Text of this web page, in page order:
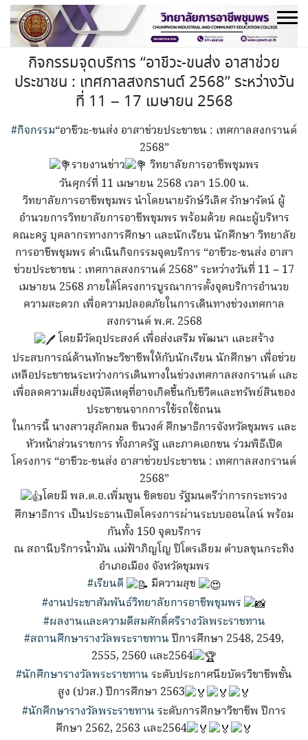
Skip
content
กิจกรรมจุดบริการ “อาชีวะ-ขนส่ง อาสาช่วย
ประชาชน : เทศกาลสงกรานต์ 2568” ระหว่างวัน
ที่ 11 – 17 เมษายน 2568
#กิจกรรม“อาชีวะ-ขนส่ง อาสาช่วยประชาชน : เทศกาลสงกรานต์
2568”
รายงานข่าว
วิทยาลัยการอาชีพชุมพร
วันศุกร์ที่ 11 เมษายน 2568 เวลา 15.00 น.
วิทยาลัยการอาชีพชุมพร นำโดยนายรักษ์วิเลิศ รักษารัตน์ ผู้
อำนวยการวิทยาลัยการอาชีพชุมพร พร้อมด้วย คณะผู้บริหาร
คณะครู บุคลากรทางการศึกษา และนักเรียน นักศึกษา วิทยาลัย
การอาชีพชุมพร ดำเนินกิจกรรมจุดบริการ “อาชีวะ-ขนส่ง อาสา
ช่วยประชาชน : เทศกาลสงกรานต์ 2568” ระหว่างวันที่ 11 – 17
เมษายน 2568 ภายใต้โครงการบูรณาการตั้งจุดบริการอำนวย
ความสะดวก เพื่อความปลอดภัยในการเดินทางช่วงเทศกาล
สงกรานต์ พ.ศ. 2568
โดยมีวัตถุประสงค์ เพื่อส่งเสริม พัฒนา และสร้าง
ประสบการณ์ด้านทักษะวิชาชีพให้กับนักเรียน นักศึกษา เพื่อช่วย
เหลือประชาชนระหว่างการเดินทางในช่วงเทศกาลสงกรานต์ และ
เพื่อลดความเสี่ยงอุบัติเหตุที่อาจเกิดขึ้นกับชีวิตและทรัพย์สินของ
ประชาชนจากการใช้รถใช้ถนน
ในการนี้ นางสาวสุภัคกมล ชินวงศ์ ศึกษาธิการจังหวัดชุมพร และ
หัวหน้าส่วนราชการ ทั้งภาครัฐ และภาคเอกชน ร่วมพิธีเปิด
โครงการ “อาชีวะ-ขนส่ง อาสาช่วยประชาชน : เทศกาลสงกรานต์
2568”
โดยมี พล.ต.อ.เพิ่มพูน ชิดชอบ รัฐมนตรีว่าการกระทรวง
ศึกษาธิการ เป็นประธานเปิดโครงการผ่านระบบออนไลน์ พร้อม
กันทั้ง 150 จุดบริการ
ณ สถานีบริการน้ำมัน แม่ฟ้าภิญโญ ปิโตรเลียม ตำบลขุนกระทิง
อำเภอเมือง จังหวัดชุมพร
#เรียนดี
มีความสุข
#งานประชาสัมพันธ์วิทยาลัยการอาชีพชุมพร
#ผลงานและความดีสมศักดิ์ศรีรางวัลพระราชทาน
#สถานศึกษารางวัลพระราชทาน ปีการศึกษา 2548, 2549,
2555, 2560 และ2564
#นักศึกษารางวัลพระราชทาน ระดับประกาศนียบัตรวิชาชีพชั้น
สูง (ปวส.) ปีการศึกษา 2563
#นักศึกษารางวัลพระราชทาน ระดับการศึกษาวิชาชีพ ปีการ
ศึกษา 2562, 2563 และ2564